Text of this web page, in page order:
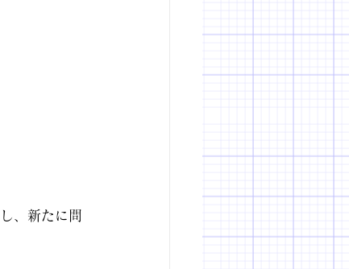
、新たに問